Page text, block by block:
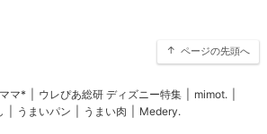
ページの先頭へ
マ* ウレぴあ総研 ディズニー特集 mimot.
うまいパン うまい肉 Medery.